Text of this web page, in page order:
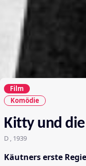
Film
Komödie
Kitty und
D , 1939
Käutners erste